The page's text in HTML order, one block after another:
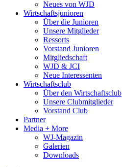
Neues von WJD
Wirtschaftsjunioren
Über die Junioren
Unsere Mitglieder
Ressorts
Vorstand Junioren
Mitgliedschaft
WJD & JCI
Neue Interessenten
Wirtschaftsclub
Über den Wirtschaftsclub
Unsere Clubmitglieder
Vorstand Club
Partner
Media + More
WJ-Magazin
Galerien
Downloads